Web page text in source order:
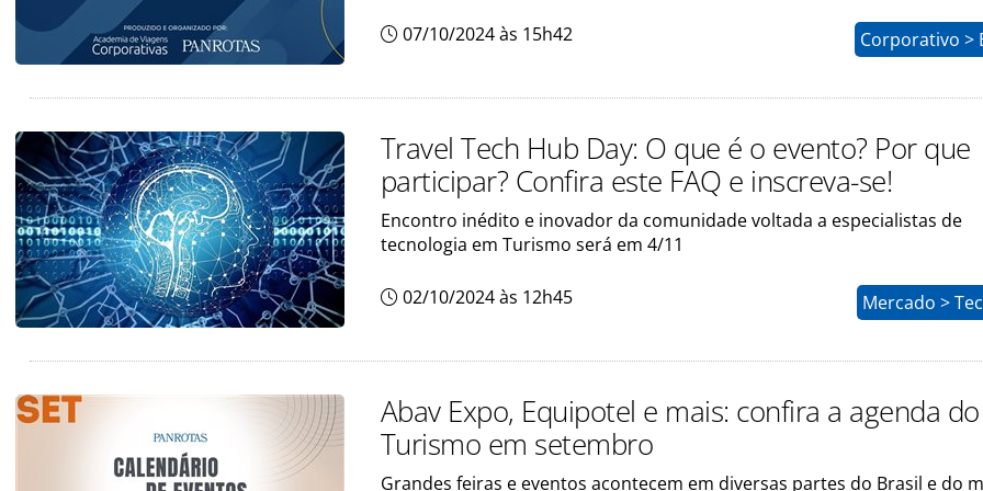
07/10/2024 às 15h42 Corporativo >
Travel Tech Hub Day: O que é o evento? Por que
participar? Confira este FAQ e inscreva-se!
Encontro inédito e inovador da comunidade voltada a especialistas de
tecnologia em Turismo será em 4/11
02/10/2024 às 12h45 Mercado >
Abav Expo, Equipotel e mais: confira a agenda do
Turismo em setembro
Grandes feiras e eventos acontecem em diversas partes do Brasil e do